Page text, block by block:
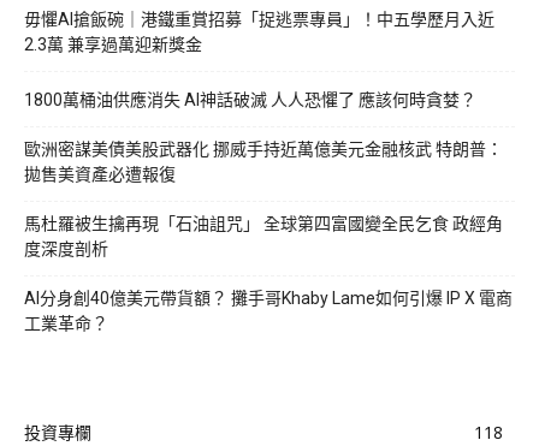
毋懼AI搶飯碗｜港鐵重賞招募「捉逃票專員」！中五學歷月入近
2.3萬 兼享過萬迎新獎金
1800萬桶油供應消失 AI神話破滅 人人恐懼了 應該何時貪婪？
歐洲密謀美債美股武器化 挪威手持近萬億美元金融核武 特朗普：
拋售美資產必遭報復
馬杜羅被生擒再現「石油詛咒」 全球第四富國變全民乞食 政經角
度深度剖析
AI分身創40億美元帶貨額？ 攤手哥Khaby Lame如何引爆 IP X 電商
工業革命？
投資專欄
118